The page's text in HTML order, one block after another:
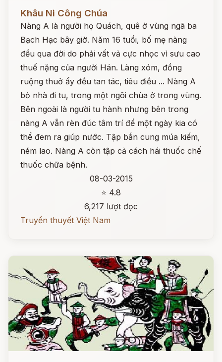
Khâu Ni Công Chúa
Nàng A là người họ Quách, quê ở vùng ngã ba
Bạch Hạc bây giờ. Năm 16 tuổi, bố mẹ nàng
đều qua đời do phải vất vả cực nhọc vì sưu cao
thuế nặng của người Hán. Làng xóm, đồng
ruộng thuở ấy đều tan tác, tiêu điều ... Nàng A
bỏ nhà đi tu, trong một ngôi chùa ở trong vùng.
Bên ngoài là người tu hành nhưng bên trong
nàng A vẫn rèn đúc tâm trí để một ngày kia có
thể đem ra giúp nước. Tập bắn cung múa kiếm,
ném lao. Nàng A còn tập cả cách hái thuốc chế
thuốc chữa bệnh.
08-03-2015
⭐ 4.8
6,217 lượt đọc
Truyền thuyết Việt Nam